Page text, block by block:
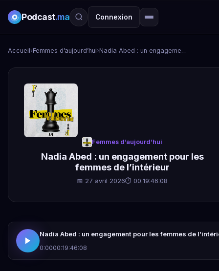
Podcast.ma Connexion
Accueil›Femmes d’aujourd’hui› Nadia Abed : un engagement pour les femmes de l’intérieur
Femmes d’aujourd’hui
Nadia Abed : un engagement pour les
femmes de l’intérieur
📅 27 avril 2026⏱ 00:19:46:08
Nadia Abed : un engagement pour les femmes de
0:0000:19:46:08